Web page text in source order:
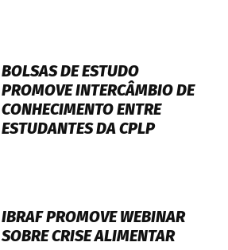
BOLSAS DE ESTUDO
PROMOVE INTERCÂMBIO DE
CONHECIMENTO ENTRE
ESTUDANTES DA CPLP
IBRAF PROMOVE WEBINAR
SOBRE CRISE ALIMENTAR